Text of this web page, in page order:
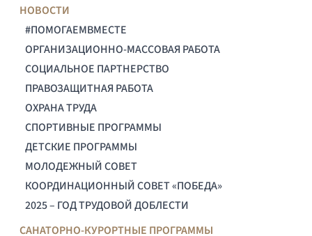
НОВОСТИ
#ПОМОГАЕМВМЕСТЕ
ОРГАНИЗАЦИОННО-МАССОВАЯ РАБОТА
СОЦИАЛЬНОЕ ПАРТНЕРСТВО
ПРАВОЗАЩИТНАЯ РАБОТА
ОХРАНА ТРУДА
СПОРТИВНЫЕ ПРОГРАММЫ
ДЕТСКИЕ ПРОГРАММЫ
МОЛОДЕЖНЫЙ СОВЕТ
КООРДИНАЦИОННЫЙ СОВЕТ «ПОБЕДА»
2025 – ГОД ТРУДОВОЙ ДОБЛЕСТИ
САНАТОРНО-КУРОРТНЫЕ ПРОГРАММЫ